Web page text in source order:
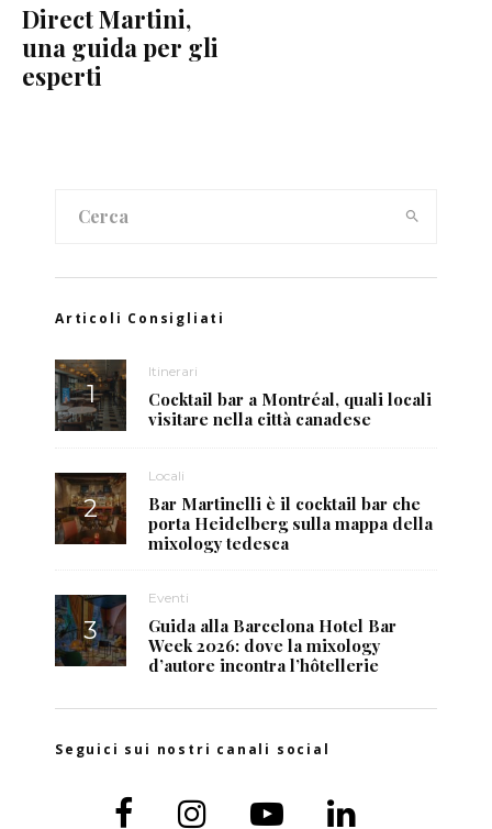
Direct Martini,
una guida per gli
esperti
Articoli Consigliati
Itinerari
Cocktail bar a Montréal, quali locali
visitare nella città canadese
Locali
Bar Martinelli è il cocktail bar che
porta Heidelberg sulla mappa della
mixology tedesca
Eventi
Guida alla Barcelona Hotel Bar
Week 2026: dove la mixology
d’autore incontra l’hôtellerie
Seguici sui nostri canali social